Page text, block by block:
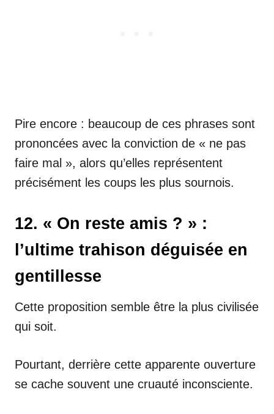
Pire encore : beaucoup de ces phrases sont
prononcées avec la conviction de « ne pas
faire mal », alors qu’elles représentent
précisément les coups les plus sournois.
12. « On reste amis ? » :
l’ultime trahison déguisée en
gentillesse
Cette proposition semble être la plus civilisée
qui soit.
Pourtant, derrière cette apparente ouverture
se cache souvent une cruauté inconsciente.